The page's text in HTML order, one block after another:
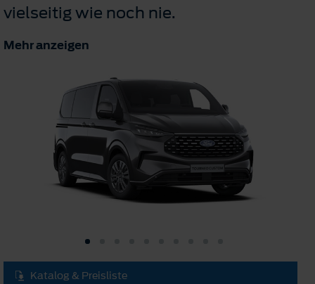
vielseitig wie noch nie.
Mehr anzeigen
Katalog & Preisliste